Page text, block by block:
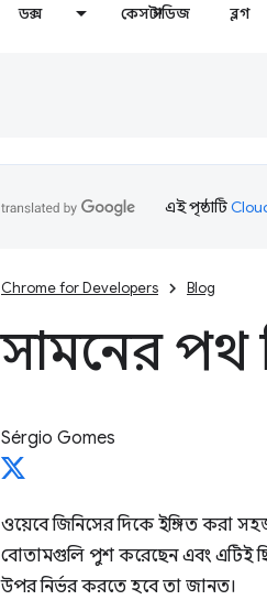
ডক্স কেস স্টাডিজ ব্লগ
এই পৃষ্ঠাটি
Chrome for Developers Blog
সামনের পথ
Sérgio Gomes
ওয়েবে জিনিসের দিকে ইঙ্গিত
বোতামগুলি পুশ করেছেন এবং এটিই
উপর নির্ভর করতে হবে তা জানত।